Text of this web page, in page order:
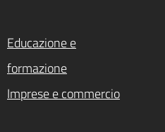
Educazione e
formazione
Imprese e commercio